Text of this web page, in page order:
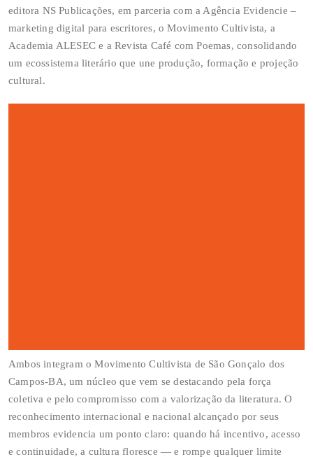
editora NS Publicações, em parceria com a Agência Evidencie –
marketing digital para escritores, o Movimento Cultivista, a
Academia ALESEC e a Revista Café com Poemas, consolidando
um ecossistema literário que une produção, formação e projeção
cultural.
Ambos integram o Movimento Cultivista de São Gonçalo dos
Campos-BA, um núcleo que vem se destacando pela força
coletiva e pelo compromisso com a valorização da literatura. O
reconhecimento internacional e nacional alcançado por seus
membros evidencia um ponto claro: quando há incentivo, acesso
e continuidade, a cultura floresce — e rompe qualquer limite